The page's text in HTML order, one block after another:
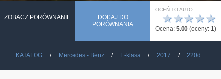
ZOBACZ PORÓWNANIE
DODAJ DO
PORÓWNANIA
OCEŃ TO AUTO
★
★
★
★
★
Ocena: 5.00 (oceny: 1)
KATALOG Mercedes - Benz E-klasa 2017 220d